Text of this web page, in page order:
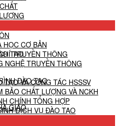
TẠO
ĐÀO TẠO
GIÁO
HỌC CƠ BẢN
TRUYỀN THÔNG
NGHỆ TRUYỀN THÔNG
TẠO VÀ CÔNG TÁC HSSSV
BẢO CHẤT LƯỢNG VÀ NCKH
CHÍNH TỔNG HỢP
DỊCH VỤ ĐÀO TẠO